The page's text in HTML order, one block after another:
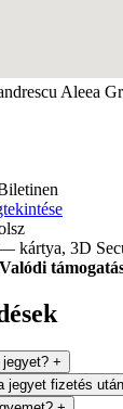
Aleea
kártya, 3D
Valódi
jegyet? +
jegyet fizetés